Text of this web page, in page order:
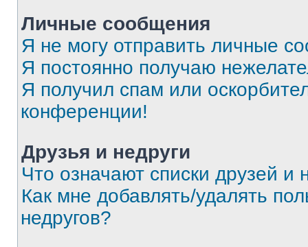
Личные сообщения
Я не могу отправить личные
Я постоянно получаю
Я получил спам или
конференции!
Друзья и недруги
Что означают списки друзей и
Как мне добавлять/удалять
недругов?